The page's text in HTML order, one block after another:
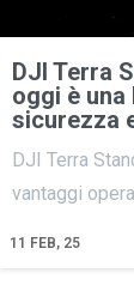
DJI Terra
oggi è
sicurezza
11 FEB, 25
DJI Terra
vantaggi